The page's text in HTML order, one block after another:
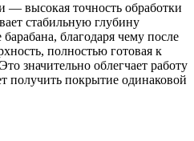
— высокая точность обработки
стабильную глубину
благодаря чему после
полностью готовая к
значительно облегчает работу
получить покрытие одинаковой